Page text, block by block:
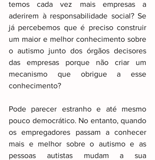
temos cada vez mais empresas a
aderirem à responsabilidade social? Se
já percebemos que é preciso construir
um maior e melhor conhecimento sobre
o autismo junto dos órgãos decisores
das empresas porque não criar um
mecanismo que obrigue a esse
conhecimento?
Pode parecer estranho e até mesmo
pouco democrático. No entanto, quando
os empregadores passam a conhecer
mais e melhor sobre o autismo e as
pessoas autistas mudam a sua